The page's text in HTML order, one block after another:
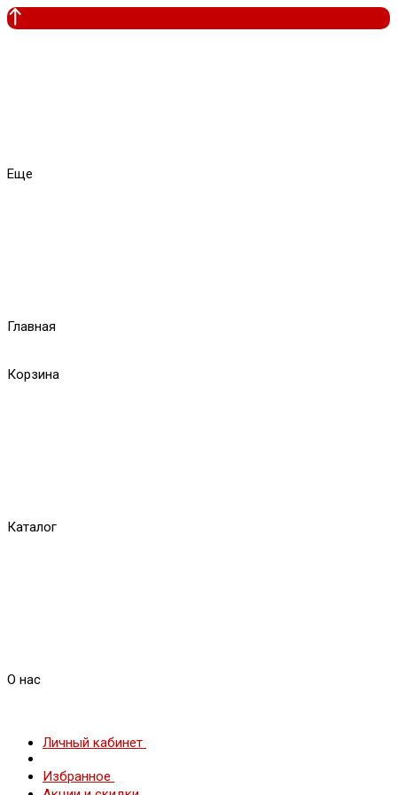
Еще
Главная
Корзина
Каталог
О нас
Личный кабинет
Избранное